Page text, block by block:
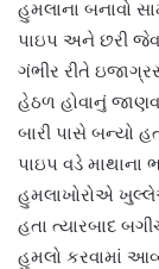
હુમલાના બનાવો
પાઇપ અને છરી
ગંભીર રીતે
હેઠળ હોવાનું
બારી પાસે બન્યો
પાઇપ વડે માથાના
હુમલાખોરોએ
હતા ત્યારબાદ
હુમલો કરવામાં